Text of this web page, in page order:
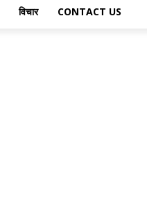
विचार CONTACT US